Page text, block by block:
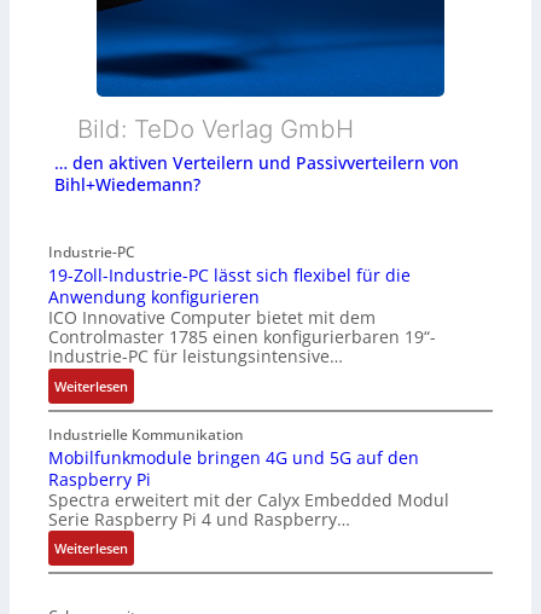
Bild: TeDo Verlag GmbH
… den aktiven Verteilern und Passivverteilern von
Bihl+Wiedemann?
Industrie-PC
19-Zoll-Industrie-PC lässt sich flexibel für die
Anwendung konfigurieren
ICO Innovative Computer bietet mit dem
Controlmaster 1785 einen konfigurierbaren 19“-
Industrie-PC für leistungsintensive…
Weiterlesen:
1
9
-
Z
o
l
l
-
Industrielle Kommunikation
Mobilfunkmodule bringen 4G und 5G auf den
Raspberry Pi
Spectra erweitert mit der Calyx Embedded Modul
Serie Raspberry Pi 4 und Raspberry…
Weiterlesen:
M